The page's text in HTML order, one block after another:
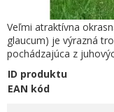
Veľmi atraktívna
glaucum) je výrazná
pochádzajúca z
ID produktu
EAN kód